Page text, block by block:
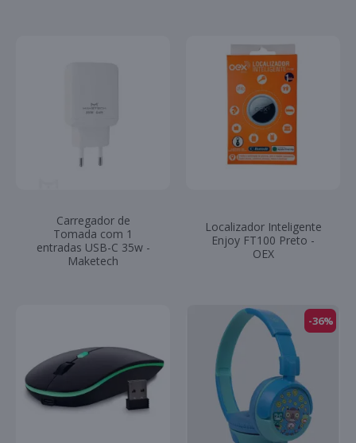
Carregador de
Tomada com 1
entradas USB-C 35w -
Maketech
Localizador Inteligente
Enjoy FT100 Preto -
OEX
-36%